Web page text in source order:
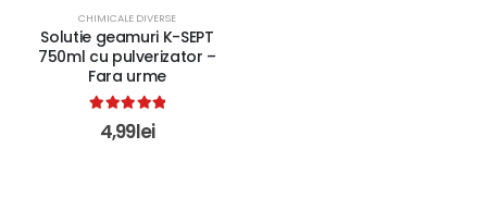
CHIMICALE DIVERSE
Solutie geamuri K-SEPT
750ml cu pulverizator –
Fara urme
5.00 out of 5
4,99lei